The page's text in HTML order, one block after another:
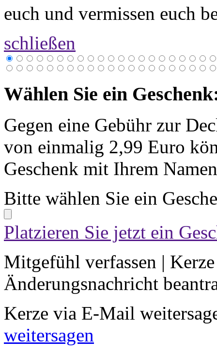
euch und vermissen
schließen
Wählen Sie ein
Gegen eine Gebühr zur
von einmalig 2,99 Euro
Geschenk mit Ihrem
Bitte wählen Sie ein
Platzieren Sie jetzt ein
Mitgefühl verfassen |
Änderungsnachricht
Kerze via E-Mail
weitersagen